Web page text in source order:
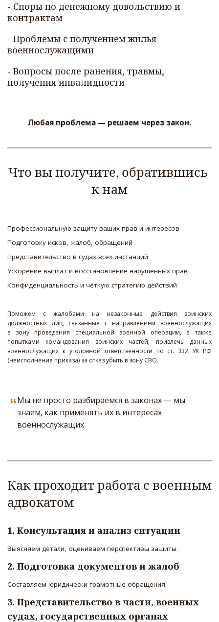
- Споры по денежному довольствию и
контрактам
- Проблемы с получением жилья
военнослужащими
- Вопросы после ранения, травмы,
получения инвалидности
Любая проблема — решаем через закон.
Что вы получите, обратившись
к нам
Профессиональную защиту ваших прав и интересов
Подготовку исков, жалоб, обращений
Представительство в судах всех инстанций
Ускорение выплат и восстановление нарушенных прав
Конфиденциальность и чёткую стратегию действий
Поможем с жалобами на незаконные действия воинских
должностных лиц, связанные с направлением военнослужащих
в зону проведения специальной военной операции, а также
попытками командования воинских частей, привлечь данных
военнослужащих к уголовной ответственности по ст. 332 УК РФ
(неисполнение приказа) за отказ убыть в зону СВО.
Мы не просто разбираемся в законах — мы
знаем, как применять их в интересах
военнослужащих
Как проходит работа с военным
адвокатом
1. Консультация и анализ ситуации
Выясняем детали, оцениваем перспективы защиты.
2. Подготовка документов и жалоб
Составляем юридически грамотные обращения.
3. Представительство в части, военных
судах, государственных органах